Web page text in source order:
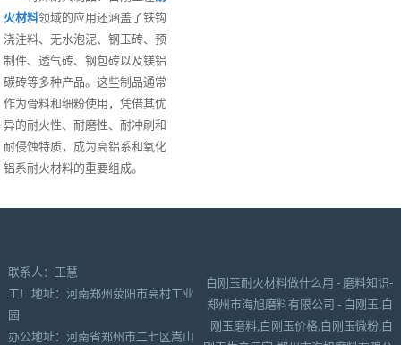
火材料领域的应用还涵盖了铁钩
浇注料、无水泡泥、钢玉砖、预
制件、透气砖、钢包砖以及镁铝
碳砖等多种产品。这些制品通常
作为骨料和细粉使用，凭借其优
异的耐火性、耐磨性、耐冲刷和
耐侵蚀特质，成为高铝系和氧化
铝系耐火材料的重要组成。
联系人：王慧
工厂地址：河南郑州荥阳市高村工业
园
办公地址：河南省郑州市二七区嵩山
白刚玉耐火材料做什么用 - 磨料知识-
郑州市海旭磨料有限公司 - 白刚玉,白
刚玉磨料,白刚玉价格,白刚玉微粉,白